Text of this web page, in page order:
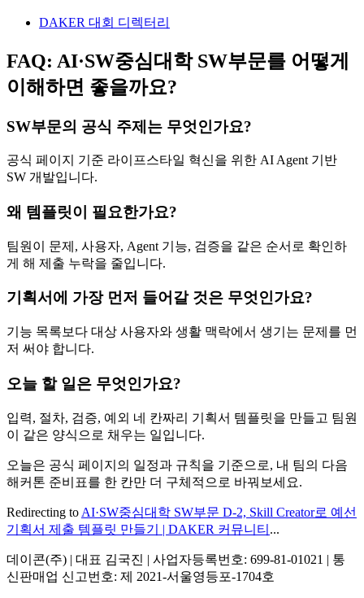
DAKER 대회 디렉터리
FAQ: AI·SW중심대학 SW부문를 어떻게
이해하면 좋을까요?
SW부문의 공식 주제는 무엇인가요?
공식 페이지 기준 라이프스타일 혁신을 위한 AI Agent 기반
SW 개발입니다.
왜 템플릿이 필요한가요?
팀원이 문제, 사용자, Agent 기능, 검증을 같은 순서로 확인하
게 해 제출 누락을 줄입니다.
기획서에 가장 먼저 들어갈 것은 무엇인가요?
기능 목록보다 대상 사용자와 생활 맥락에서 생기는 문제를 먼
저 써야 합니다.
오늘 할 일은 무엇인가요?
입력, 절차, 검증, 예외 네 칸짜리 기획서 템플릿을 만들고 팀원
이 같은 양식으로 채우는 일입니다.
오늘은 공식 페이지의 일정과 규칙을 기준으로, 내 팀의 다음
해커톤 준비표를 한 칸만 더 구체적으로 바꿔보세요.
Redirecting to AI·SW중심대학 SW부문 D-2, Skill Creator로 예선
기획서 제출 템플릿 만들기 | DAKER 커뮤니티 ...
데이콘(주) | 대표 김국진 | 사업자등록번호: 699-81-01021 | 통
신판매업 신고번호: 제 2021-서울영등포-1704호